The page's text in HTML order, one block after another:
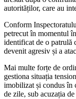
autorităților, care au
Conform
petrecut în momentul
identificat de o patrulă
devenit agresiv și a
Mai multe forțe de
gestiona situația
imobilizat și condus în
de zile, sub acuzația